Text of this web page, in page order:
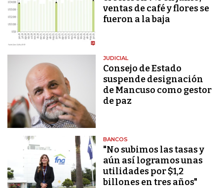
ventas de café y flores se
fueron a la baja
JUDICIAL
Consejo de Estado
suspende designación
de Mancuso como gestor
de paz
BANCOS
"No subimos las tasas y
aún así logramos unas
utilidades por $1,2
billones en tres años"